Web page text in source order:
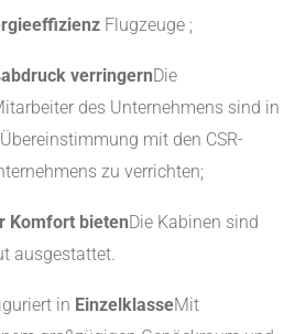
Flugzeuge ;
verringernDie
des Unternehmens sind in
mit den CSR-
zu verrichten;
Komfort bietenDie Kabinen sind
ausgestattet.
in EinzelklasseMit